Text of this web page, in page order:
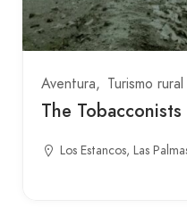
Aventura Turismo rural
The Tobacconists
Los Estancos, Las